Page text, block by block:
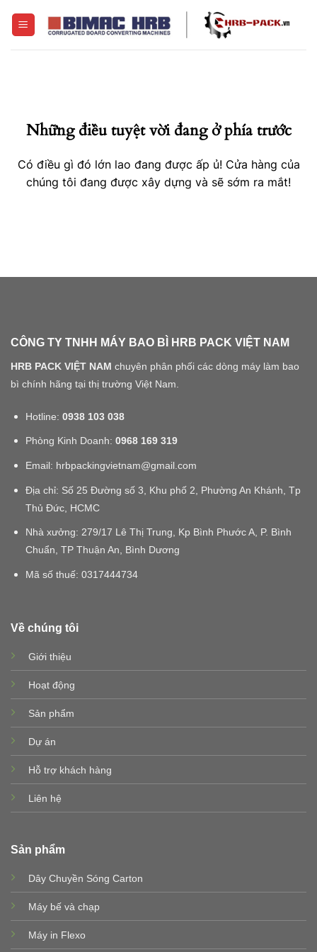
Những điều tuyệt vời đang ở phía trước
Có điều gì đó lớn lao đang được ấp ủ! Cửa hàng của
chúng tôi đang được xây dựng và sẽ sớm ra mắt!
CÔNG TY TNHH MÁY BAO BÌ HRB PACK VIỆT NAM
HRB PACK VIỆT NAM chuyên phân phối các dòng máy làm bao
bì chính hãng tại thị trường Việt Nam.
Hotline: 0938 103 038
Phòng Kinh Doanh: 0968 169 319
Email: hrbpackingvietnam@gmail.com
Địa chỉ: Số 25 Đường số 3, Khu phố 2, Phường An Khánh, Tp
Thủ Đức, HCMC
Nhà xưởng: 279/17 Lê Thị Trung, Kp Bình Phước A, P. Bình
Chuẩn, TP Thuận An, Bình Dương
Mã số thuế: 0317444734
Về chúng tôi
Giới thiệu
Hoạt động
Sản phẩm
Dự án
Hỗ trợ khách hàng
Liên hệ
Sản phẩm
Dây Chuyền Sóng Carton
Máy bế và chạp
Máy in Flexo